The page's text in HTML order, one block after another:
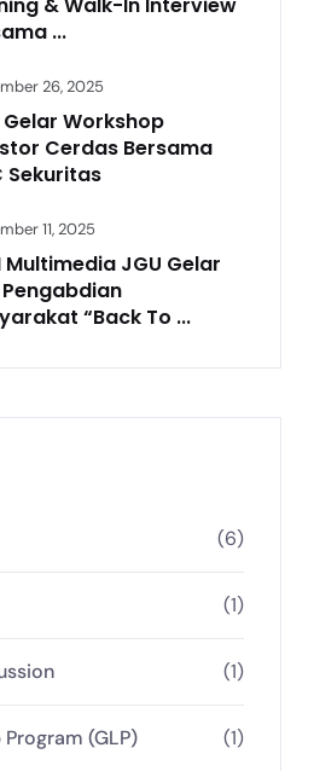
...
26, 2025
Gelar Workshop
Cerdas Bersama
Sekuritas
11, 2025
Multimedia JGU Gelar
“Back To ...
(6)
(1)
(1)
(GLP) (1)